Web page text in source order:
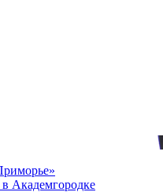
Академгородке